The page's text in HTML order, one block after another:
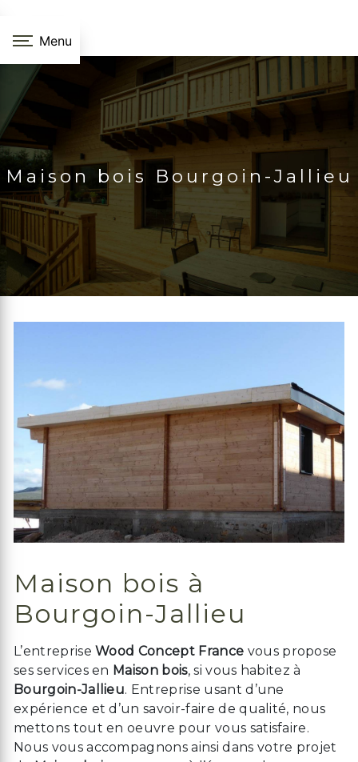
Menu
Maison bois Bourgoin-Jallieu
Maison bois à
Bourgoin-Jallieu
L’entrepriseWood Concept France vous propose
ses services en Maison bois, si vous habitez à
Bourgoin-Jallieu. Entreprise usant d’une
expérience et d’un savoir-faire de qualité, nous
mettons tout en oeuvre pour vous satisfaire.
Nous vous accompagnons ainsi dans votre projet